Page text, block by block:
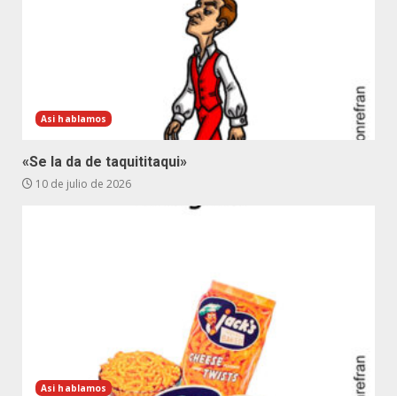
Asi hablamos
«Se la da de taquititaqui»
10 de julio de 2026
Asi hablamos